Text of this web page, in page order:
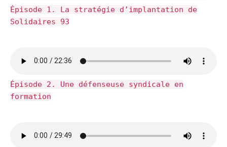
Épisode 1. La stratégie d’implantation de
Solidaires 93
Épisode 2. Une défenseuse syndicale en
formation